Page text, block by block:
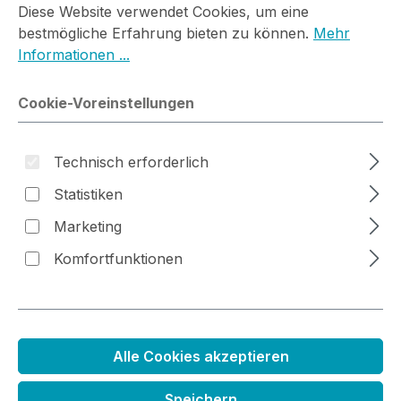
lies unseren Magazin-Beitrag.
Produkte filtern
Diese Website verwendet Cookies, um eine
bestmögliche Erfahrung bieten zu können. Mehr
Informationen ...
Cookie-Voreinstellungen
Technisch erforderlich
Statistiken
Marketing
Komfortfunktionen
Alle Cookies akzeptieren